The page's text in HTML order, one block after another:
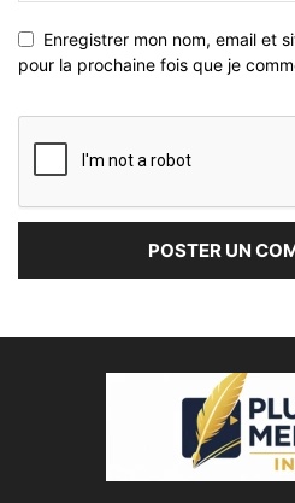
Enregistrer mon nom, email et
pour la prochaine fois que je